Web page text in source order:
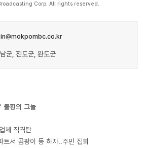
Corp. All rights reserved.
군, 진도군, 완도군
불황의 그늘
체 직격탄
트서 곰팡이 등 하자..주민 집회